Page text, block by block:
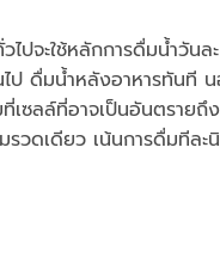
วไปจะใช้หลักการดื่มน้ำ
ป ดื่มน้ำหลังอาหารทันที
ที่เซลล์ที่อาจเป็นอันตรา
ดเดียว เน้นการดื่มทีละ